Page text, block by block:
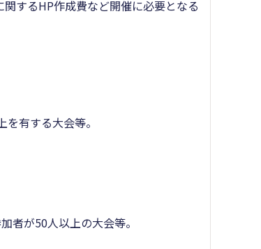
するHP作成費など開催に必要となる
有する大会等。
が50人以上の大会等。